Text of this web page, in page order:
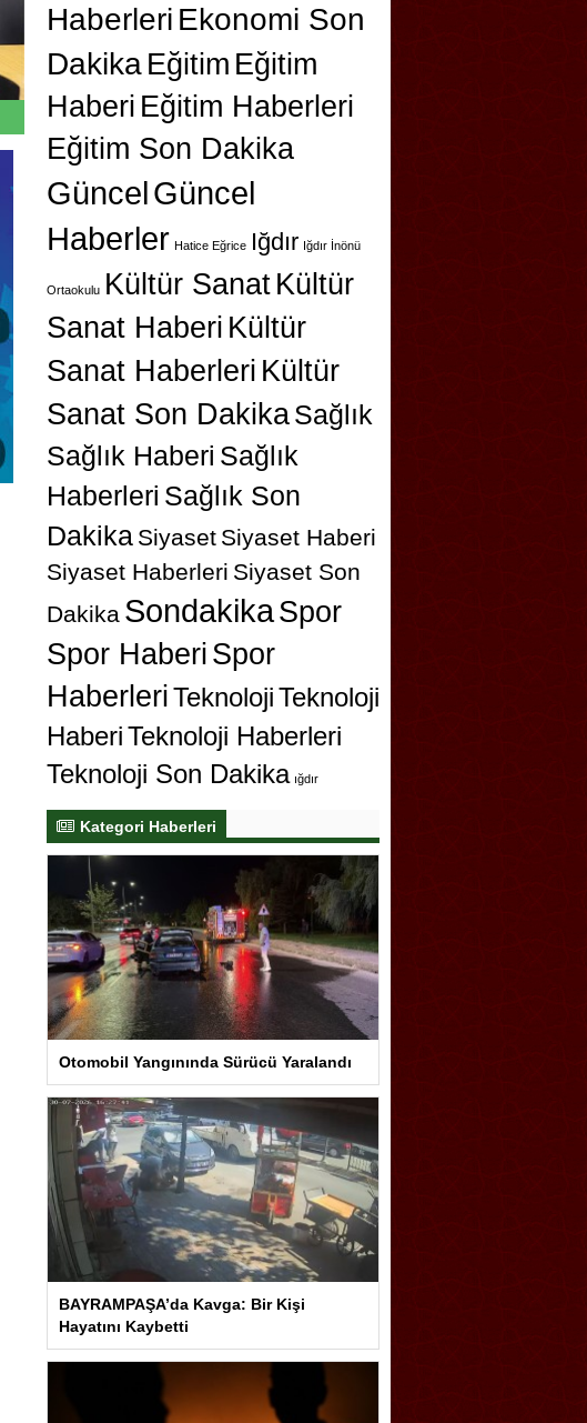
Haberleri Ekonomi Son
Dakika Eğitim Eğitim
Haberi Eğitim Haberleri
Eğitim Son Dakika
GüncelGüncel
Haberler Hatice Eğrice Iğdır Iğdır İnönü
Ortaokulu Kültür SanatKültür
Sanat Haberi Kültür
Sanat Haberleri Kültür
Sanat Son DakikaSağlık
Sağlık Haberi Sağlık
Haberleri Sağlık Son
Dakika Siyaset Siyaset Haberi
Siyaset Haberleri Siyaset Son
Dakika SondakikaSpor
Spor Haberi Spor
HaberleriTeknolojiTeknoloji
HaberiTeknoloji Haberleri
Teknoloji Son Dakika ığdır
Kategori Haberleri
Otomobil Yangınında Sürücü Yaralandı
BAYRAMPAŞA’da Kavga: Bir Kişi
Hayatını Kaybetti